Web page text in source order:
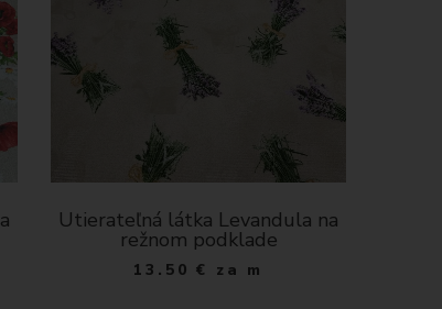
Utierateľná látka Levandula na
režnom podklade
13.50 € za m